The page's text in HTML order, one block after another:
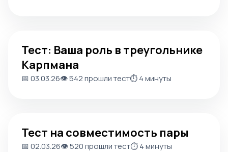
Тест: Ваша роль в треугольнике
Карпмана
📅 03.03.26👁️ 542 прошли тест⏱️ 4 минуты
Тест на совместимость пары
📅 02.03.26👁️ 520 прошли тест⏱️ 4 минуты